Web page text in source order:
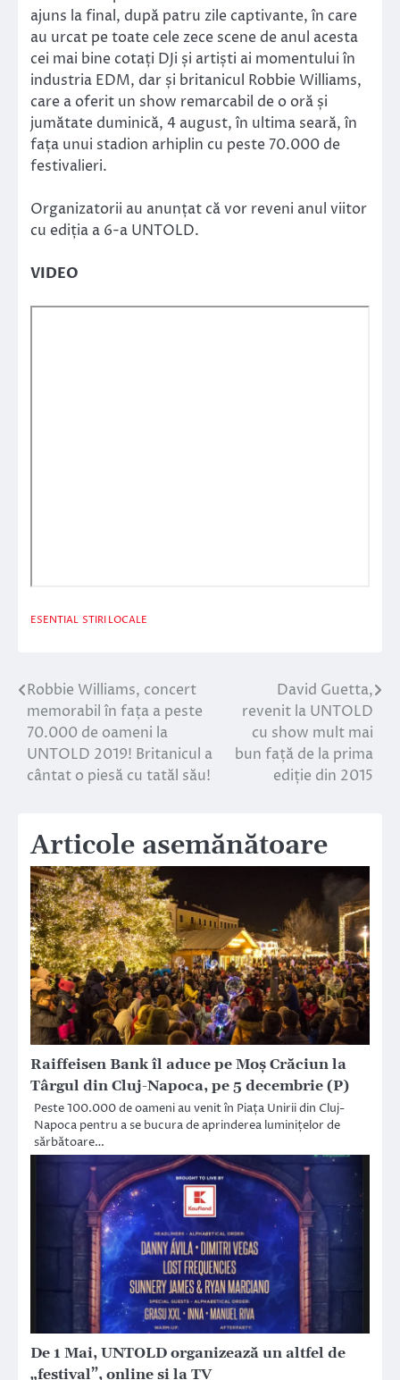
ajuns la final, după patru zile captivante, în care
au urcat pe toate cele zece scene de anul acesta
cei mai bine cotați DJi și artiști ai momentului în
industria EDM, dar și britanicul Robbie Williams,
care a oferit un show remarcabil de o oră și
jumătate duminică, 4 august, în ultima seară, în
fața unui stadion arhiplin cu peste 70.000 de
festivalieri.
Organizatorii au anunțat că vor reveni anul viitor
cu ediția a 6-a UNTOLD.
VIDEO
ESENTIAL STIRI LOCALE
Navigare
în
articole
Robbie Williams, concert
memorabil în fața a peste
70.000 de oameni la
UNTOLD 2019! Britanicul a
cântat o piesă cu tatăl său!
David Guetta,
revenit la UNTOLD
cu show mult mai
bun față de la prima
ediție din 2015
Articole asemănătoare
Raiffeisen Bank îl aduce pe Moș Crăciun la
Târgul din Cluj-Napoca, pe 5 decembrie (P)
Peste 100.000 de oameni au venit în Piața Unirii din Cluj-
Napoca pentru a se bucura de aprinderea luminițelor de
sărbătoare…
De 1 Mai, UNTOLD organizează un altfel de
„festival”, online și la TV